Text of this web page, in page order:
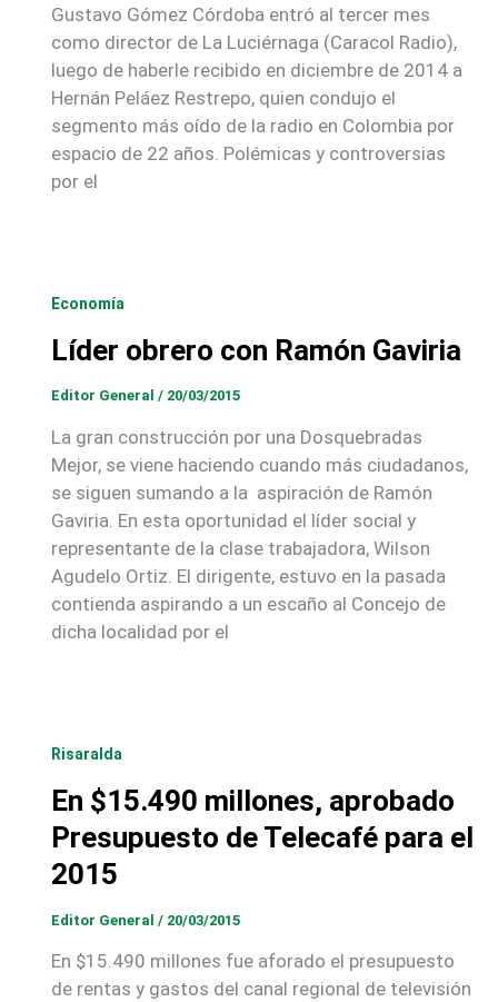
Gustavo Gómez Córdoba entró al tercer mes
como director de La Luciérnaga (Caracol Radio),
luego de haberle recibido en diciembre de 2014 a
Hernán Peláez Restrepo, quien condujo el
segmento más oído de la radio en Colombia por
espacio de 22 años. Polémicas y controversias
por el
Economía
Líder obrero con Ramón Gaviria
Editor General / 20/03/2015
La gran construcción por una Dosquebradas
Mejor, se viene haciendo cuando más ciudadanos,
se siguen sumando a la aspiración de Ramón
Gaviria. En esta oportunidad el líder social y
representante de la clase trabajadora, Wilson
Agudelo Ortiz. El dirigente, estuvo en la pasada
contienda aspirando a un escaño al Concejo de
dicha localidad por el
Risaralda
En $15.490 millones, aprobado
Presupuesto de Telecafé para el
2015
Editor General / 20/03/2015
En $15.490 millones fue aforado el presupuesto
de rentas y gastos del canal regional de televisión